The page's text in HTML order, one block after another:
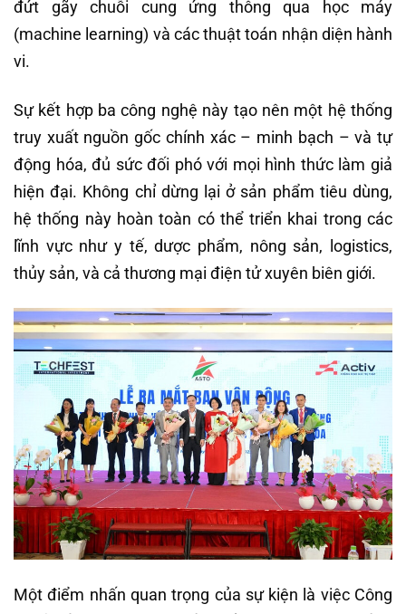
đứt gãy chuỗi cung ứng thông qua học máy
(machine learning) và các thuật toán nhận diện hành
vi.
Sự kết hợp ba công nghệ này tạo nên một hệ thống
truy xuất nguồn gốc chính xác – minh bạch – và tự
động hóa, đủ sức đối phó với mọi hình thức làm giả
hiện đại. Không chỉ dừng lại ở sản phẩm tiêu dùng,
hệ thống này hoàn toàn có thể triển khai trong các
lĩnh vực như y tế, dược phẩm, nông sản, logistics,
thủy sản, và cả thương mại điện tử xuyên biên giới.
Một điểm nhấn quan trọng của sự kiện là việc Công